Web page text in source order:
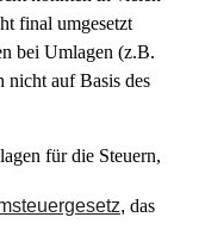
final umgesetzt
bei Umlagen (z.B.
nicht auf Basis des
für die Steuern,
, das